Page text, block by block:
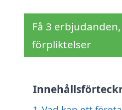
Få 3
förpliktelser